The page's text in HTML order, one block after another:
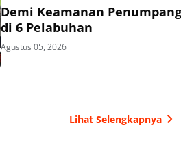
Demi Keamanan
di 6 Pelabuhan
Agustus 05, 2026
Lihat Selengkapnya